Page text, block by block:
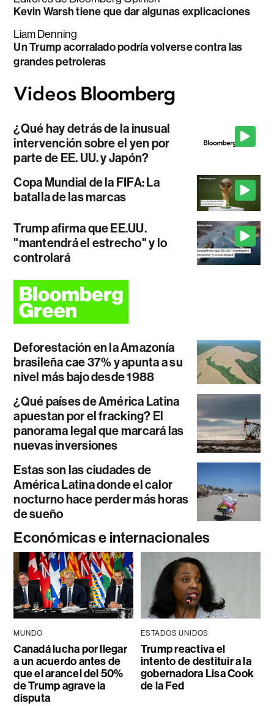
Kevin Warsh tiene que dar algunas explicaciones
Liam Denning
Un Trump acorralado podría volverse contra las
grandes petroleras
¿Qué hay detrás de la inusual
intervención sobre el yen por
parte de EE. UU. y Japón?
Copa Mundial de la FIFA: La
batalla de las marcas
Trump afirma que EE.UU.
"mantendrá el estrecho" y lo
controlará
Deforestación en la Amazonía
brasileña cae 37% y apunta a su
nivel más bajo desde 1988
¿Qué países de América Latina
apuestan por el fracking? El
panorama legal que marcará las
nuevas inversiones
Estas son las ciudades de
América Latina donde el calor
nocturno hace perder más horas
de sueño
Económicas e internacionales
MUNDO
Canadá lucha por llegar
a un acuerdo antes de
que el arancel del 50%
de Trump agrave la
disputa
ESTADOS UNIDOS
Trump reactiva el
intento de destituir a la
gobernadora Lisa Cook
de la Fed